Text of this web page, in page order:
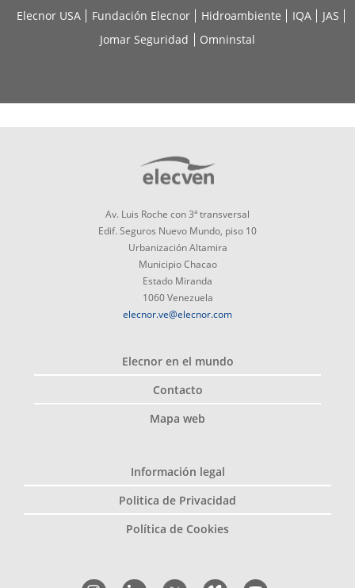
Elecnor USA
Fundación Elecnor Hidroambiente IQA
JAS
Jomar Seguridad
Omninstal
Av. Luis Roche con 3ª transversal
Edif. Seguros Nuevo Mundo, piso 10
Urbanización Altamira
Municipio Chacao
Estado Miranda
1060 Venezuela
elecnor.ve@elecnor.com
Elecnor en el mundo
Contacto
Mapa web
Información legal
Politica de Privacidad
Política de Cookies